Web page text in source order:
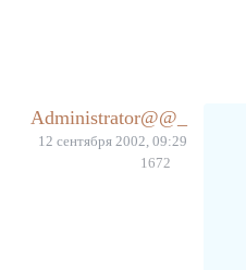
Administrator@@_
12 сентября 2002, 09:29
1672